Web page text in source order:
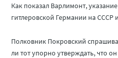
Как показал Варлимонт,
гитлеровской Германии на СССР
Полковник Покровский
ли тот упорно утверждать, что